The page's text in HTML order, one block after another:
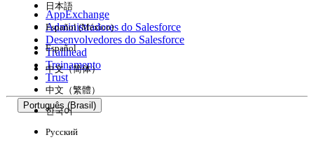
Experiência
AppExchange
Administradores do Salesforce
Desenvolvedores do Salesforce
Trailhead
Treinamento
Trust
Português (Brasil)
日本語
Español (México)
Español
中文（简体）
中文（繁體）
한국어
Русский